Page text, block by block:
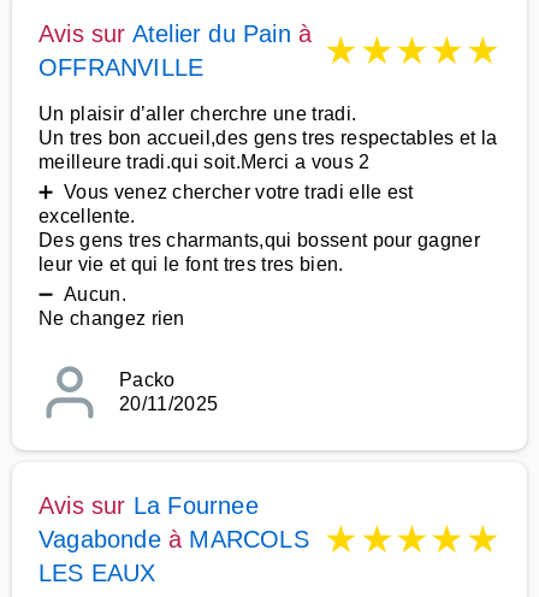
Avis sur Atelier du Pain à
OFFRANVILLE
★★★★★
Un plaisir d’aller cherchre une tradi.
Un tres bon accueil,des gens tres respectables et la
meilleure tradi.qui soit.Merci a vous 2
➕ Vous venez chercher votre tradi elle est
excellente.
Des gens tres charmants,qui bossent pour gagner
leur vie et qui le font tres tres bien.
➖ Aucun.
Ne changez rien
Packo
20/11/2025
Avis sur La Fournee
Vagabondeà MARCOLS
LES EAUX
★★★★★